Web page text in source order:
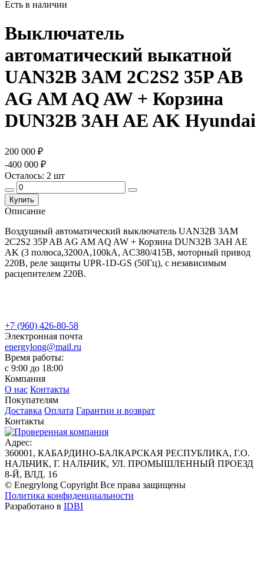
Есть в наличии
Выключатель
автоматический выкатной
UAN32B 3AM 2C2S2 35P AB
AG AM AQ AW + Корзина
DUN32B 3AH AE AK Hyundai
200 000 ₽
-400 000 ₽
Осталось: 2 шт
Купить
Описание
Воздушный автоматический выключатель UAN32B 3AM
2C2S2 35P AB AG AM AQ AW + Корзина DUN32B 3AH AE
AK (3 полюса,3200А,100kA, AC380/415В, моторный привод
220В, реле защиты UPR-1D-GS (50Гц), с независимым
расцепителем 220В.
+7 (960) 426-80-58
Электронная почта
energylong@mail.ru
Время работы:
c 9:00 до 18:00
Компания
О нас Контакты
Покупателям
Доставка Оплата Гарантии и возврат
Контакты
Адрес:
360001, КАБАРДИНО-БАЛКАРСКАЯ РЕСПУБЛИКА, Г.О.
НАЛЬЧИК, Г. НАЛЬЧИК, УЛ. ПРОМЫШЛЕННЫЙ ПРОЕЗД
8-Й, ВЛД. 16
© Enegrylong Copyright Все права защищены
Политика конфиденциальности
Разработано в IDBI